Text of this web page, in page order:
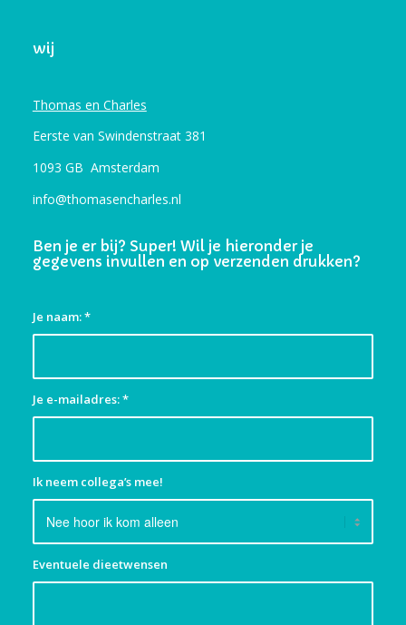
wij
Thomas en Charles
Eerste van Swindenstraat 381
1093 GB Amsterdam
info@thomasencharles.nl
Ben je er bij? Super! Wil je hieronder je
gegevens invullen en op verzenden drukken?
Je naam:*
Je e-mailadres:*
Ik neem collega’s mee!
Eventuele dieetwensen